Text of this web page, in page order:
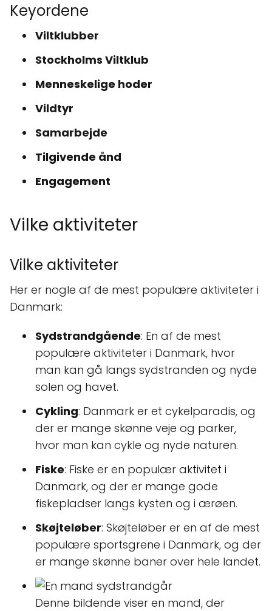
Keyordene
Viltklubber
Stockholms Viltklub
Menneskelige hoder
Vildtyr
Samarbejde
Tilgivende ånd
Engagement
Vilke aktiviteter
Vilke aktiviteter
Her er nogle af de mest populære aktiviteter i
Danmark:
Sydstrandgående: En af de mest
populære aktiviteter i Danmark, hvor
man kan gå langs sydstranden og nyde
solen og havet.
Cykling: Danmark er et cykelparadis, og
der er mange skønne veje og parker,
hvor man kan cykle og nyde naturen.
Fiske: Fiske er en populær aktivitet i
Danmark, og der er mange gode
fiskepladser langs kysten og i ærøen.
Skøjteløber: Skøjteløber er en af de mest
populære sportsgrene i Danmark, og der
er mange skønne baner over hele landet.
Denne bildende viser en mand, der